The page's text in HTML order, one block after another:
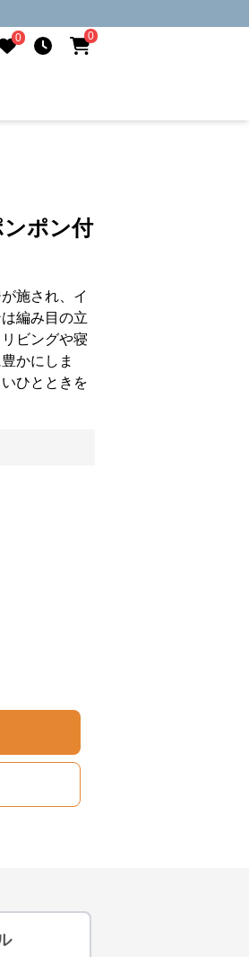
0 0
ポン付
施され、イ
編み目の立
ビングや寝
かにしま
ひとときを